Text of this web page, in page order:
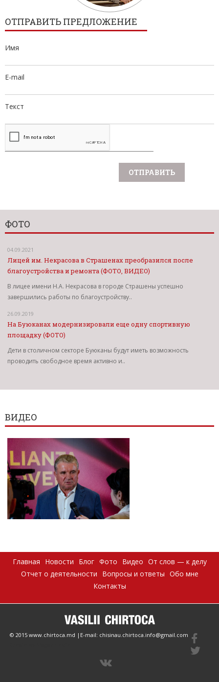
ОТПРАВИТЬ ПРЕДЛОЖЕНИЕ
Имя
E-mail
Текст
ФОТО
04.09.2021
Лицей им. Некрасова в Страшенах преобразился после
благоустройства и ремонта (ФОТО, ВИДЕО)
В лицее имени Н.А. Некрасова в городе Страшены успешно
завершились работы по благоустройству..
26.09.2019
На Буюканах модернизировали еще одну спортивную
площадку (ФОТО)
Дети в столичном секторе Буюканы будут иметь возможность
проводить свободное время активно и..
ВИДЕО
Главная Новости Блог Фото Видео От слов — к делу
Отчет о деятельности
Вопросы и ответы Обо мне
Контакты
© 2015 www.chirtoca.md |E-mail: chisinau.chirtoca.info@gmail.com